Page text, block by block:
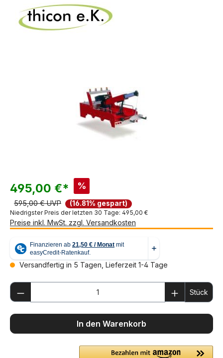
495,00 €* %
595,00 € UVP (16.81% gespart)
Niedrigster Preis der letzten 30 Tage: 495,00 €
Preise inkl. MwSt. zzgl. Versandkosten
Versandfertig in 5 Tagen, Lieferzeit 1-4 Tage
Produkt Anzahl: Gib den gewünschten
Stück
In den Warenkorb